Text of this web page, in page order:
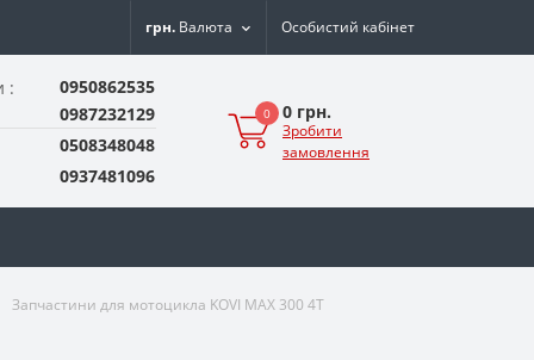
грн. Валюта Особистий кабінет
:
0950862535
0987232129
0508348048
0937481096
0 0 грн.
Зробити
замовлення
Запчастини для мотоцикла KOVI MAX 300 4T